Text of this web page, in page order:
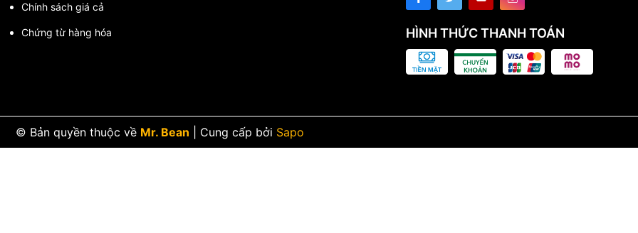
Chính sách giá cả
Chứng từ hàng hóa HÌNH THỨC THANH TOÁN
© Bản quyền thuộc về Mr. Bean Cung cấp bởi Sapo